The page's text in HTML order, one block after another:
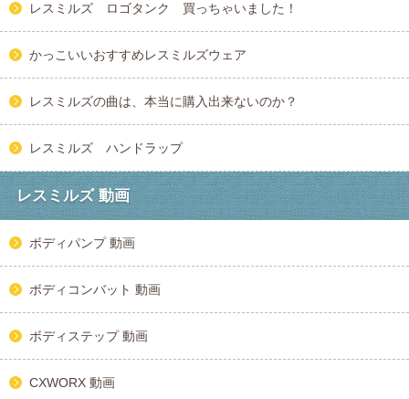
レスミルズ ロゴタンク 買っちゃいました！
かっこいいおすすめレスミルズウェア
レスミルズの曲は、本当に購入出来ないのか？
レスミルズ ハンドラップ
レスミルズ 動画
ボディパンプ 動画
ボディコンバット 動画
ボディステップ 動画
CXWORX 動画